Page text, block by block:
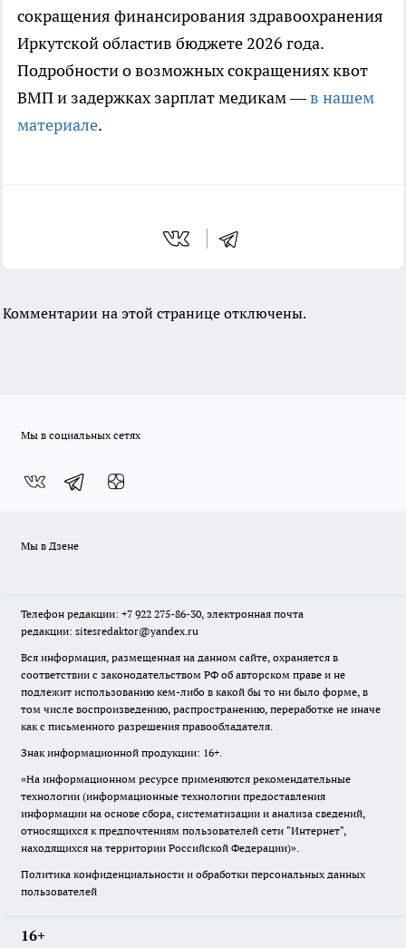
сокращения финансирования здравоохранения
Иркутской областив бюджете 2026 года.
Подробности о возможных сокращениях квот
ВМП и задержках зарплат медикам —в нашем
материале.
Комментарии на этой странице отключены.
Мы в социальных сетях
Мы в Дзене
Телефон редакции: +7 922 275-86-30, электронная почта
редакции: sitesredaktor@yandex.ru
Вся информация, размещенная на данном сайте, охраняется в
соответствии с законодательством РФ об авторском праве и не
подлежит использованию кем-либо в какой бы то ни было форме, в
том числе воспроизведению, распространению, переработке не иначе
как с письменного разрешения правообладателя.
Знак информационной продукции: 16+.
«На информационном ресурсе применяются рекомендательные
технологии (информационные технологии предоставления
информации на основе сбора, систематизации и анализа сведений,
относящихся к предпочтениям пользователей сети "Интернет",
находящихся на территории Российской Федерации)».
Политика конфиденциальности и обработки персональных данных
пользователей
16+